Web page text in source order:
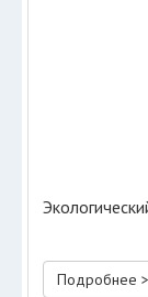
Подробнее